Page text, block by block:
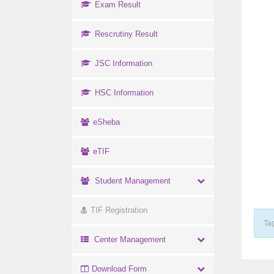
Exam Result
Rescrutiny Result
JSC Information
HSC Information
eSheba
eTIF
Student Management
TIF Registration
Center Management
Download Form